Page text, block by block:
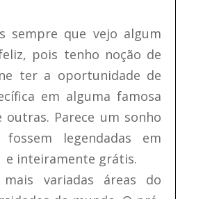
sempre que vejo algum
pois tenho noção de
ter a oportunidade de
em alguma famosa
outras. Parece um sonho
legendadas em
e inteiramente grátis.
variadas áreas do